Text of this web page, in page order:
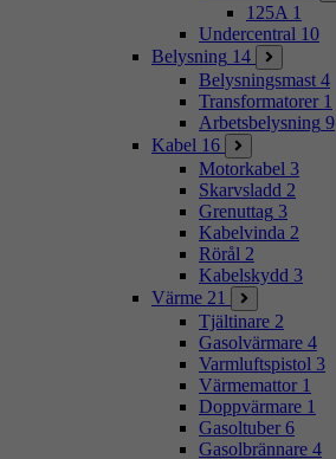
125A 1
Undercentral 10
Belysning 14
Belysningsmast 4
Transformatorer 1
Arbetsbelysning 9
Kabel 16
Motorkabel 3
Skarvsladd 2
Grenuttag 3
Kabelvinda 2
Rörål 2
Kabelskydd 3
Värme 21
Tjältinare 2
Gasolvärmare 4
Varmluftspistol 3
Värmemattor 1
Doppvärmare 1
Gasoltuber 6
Gasolbrännare 4